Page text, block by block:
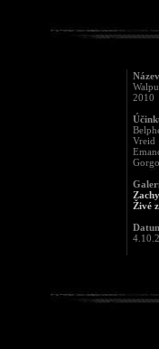
2010
Vreid
Živé